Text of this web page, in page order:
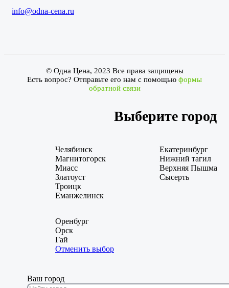
info@odna-cena.ru
© Одна Цена, 2023 Все права защищены
Есть вопрос? Отправьте его нам с помощью формы
обратной связи
Выберите город
Челябинск
Магнитогорск
Миасс
Златоуст
Троицк
Еманжелинск
Екатеринбург
Нижний тагил
Верхняя Пышма
Сысерть
Оренбург
Орск
Гай
Отменить выбор
Ваш город